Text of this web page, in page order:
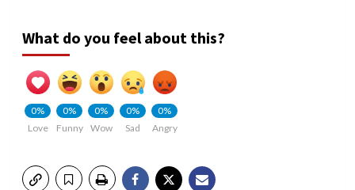
What do you feel about this?
0%
Love
0%
Funny
0%
Wow
0%
Sad
0%
Angry